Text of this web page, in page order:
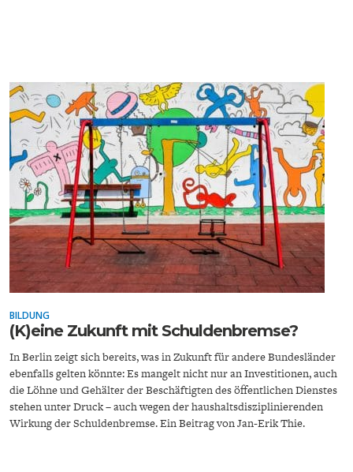
CIRCULAR ECONOMY
UNGLEICHHEIT UND
MACHT
ENTWICKLUNGSPOLITIK
EUROPA
BILDUNG
(K)eine Zukunft mit Schuldenbremse?
In Berlin zeigt sich bereits, was in Zukunft für andere Bundesländer
ebenfalls gelten könnte: Es mangelt nicht nur an Investitionen, auch
die Löhne und Gehälter der Beschäftigten des öffentlichen Dienstes
stehen unter Druck – auch wegen der haushaltsdisziplinierenden
Wirkung der Schuldenbremse. Ein Beitrag von Jan-Erik Thie.